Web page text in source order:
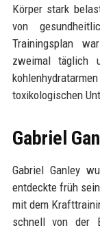
Körper stark
von
Trainingsplan
zweimal täglich
toxikologischen
Gabriel
Gabriel Ganley
entdeckte früh
mit dem
schnell von der